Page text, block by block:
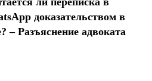
доказательством в
– Разъяснение адвоката